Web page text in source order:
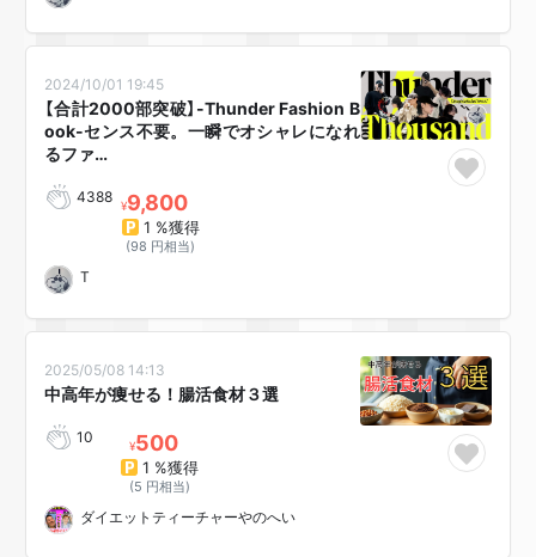
2024/10/01 19:45
【合計2000部突破】-Thunder Fashion B
ook-センス不要。一瞬でオシャレになれ
るファ…
4388 ¥9,800
1 %獲得
(98 円相当)
T
2025/05/08 14:13
中高年が痩せる！腸活食材３選
10 ¥500
1 %獲得
(5 円相当)
ダイエットティーチャーやのへい